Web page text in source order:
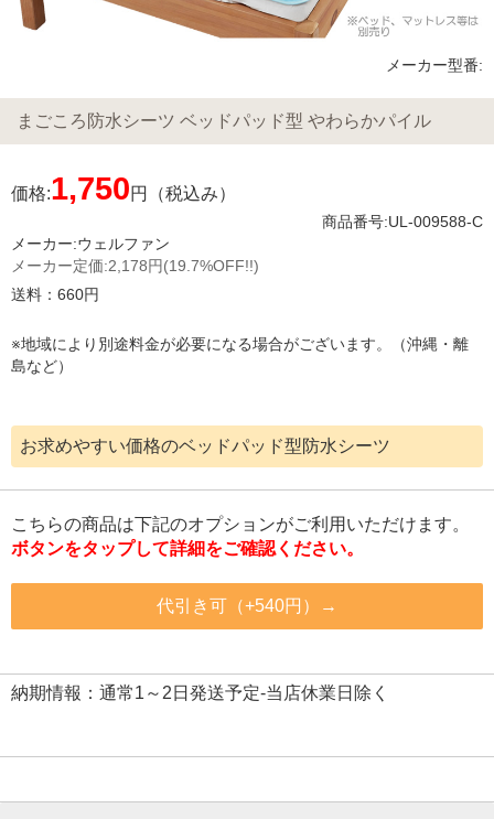
メーカー型番:
まごころ防水シーツ ベッドパッド型 やわらかパイル
価格:1,750円（税込み）
商品番号:UL-009588-C
メーカー:ウェルファン
メーカー定価:2,178円(19.7%OFF!!)
送料：660円
※地域により別途料金が必要になる場合がございます。（沖縄・離
島など）
お求めやすい価格のベッドパッド型防水シーツ
こちらの商品は下記のオプションがご利用いただけます。
ボタンをタップして詳細をご確認ください。
代引き可（+540円）→
納期情報：通常1～2日発送予定-当店休業日除く